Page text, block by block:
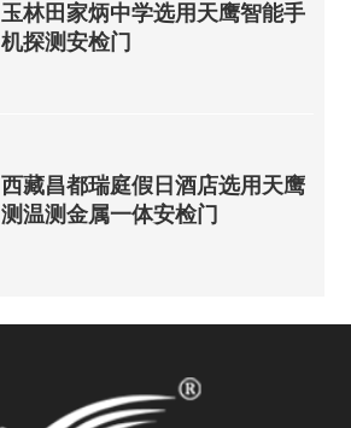
玉林田家炳中学选用天鹰智能手
机探测安检门
西藏昌都瑞庭假日酒店选用天鹰
测温测金属一体安检门